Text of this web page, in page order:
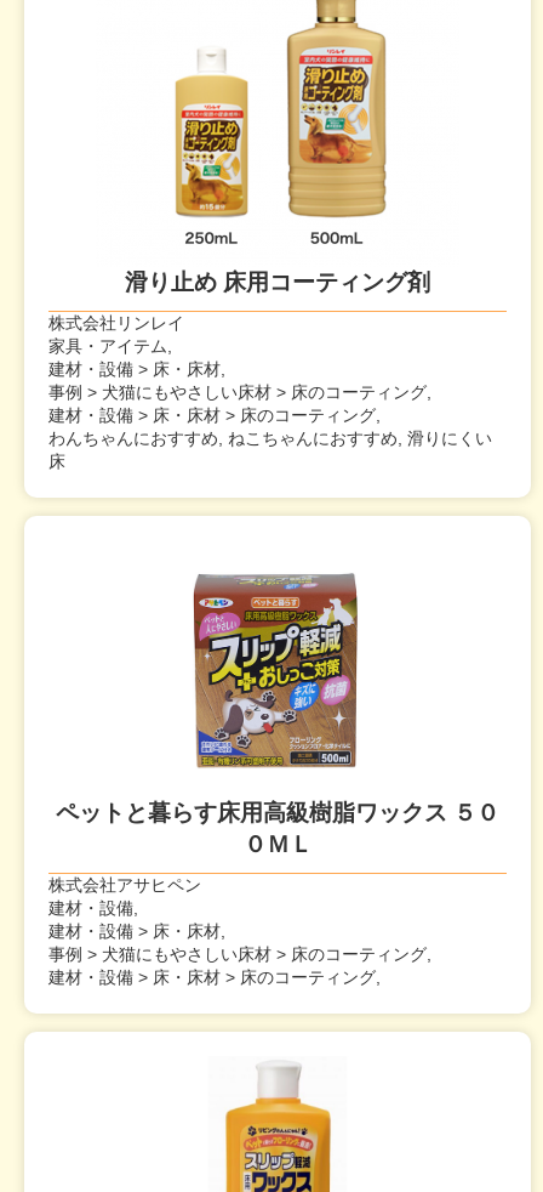
滑り止め 床用コーティング剤
株式会社リンレイ
家具・アイテム,
建材・設備 > 床・床材,
事例 > 犬猫にもやさしい床材 > 床のコーティング,
建材・設備 > 床・床材 > 床のコーティング,
わんちゃんにおすすめ, ねこちゃんにおすすめ, 滑りにくい
床
ペットと暮らす床用高級樹脂ワックス ５０
０ＭＬ
株式会社アサヒペン
建材・設備,
建材・設備 > 床・床材,
事例 > 犬猫にもやさしい床材 > 床のコーティング,
建材・設備 > 床・床材 > 床のコーティング,